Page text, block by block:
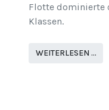
Flotte dominierte
Klassen.
WEITERLESEN …